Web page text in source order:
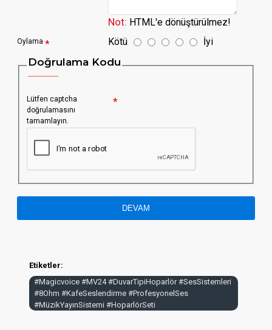
Not: HTML'e dönüştürülmez!
Oylama Kötü İyi
Doğrulama Kodu
Lütfen captcha
doğrulamasını
tamamlayın.
DEVAM
Etiketler:
#Magicvoice #MV24 #DuvarTipiHoparlör #SesSistemleri
#8Ohm #KafeSeslendirme #ProfesyonelSes
#MüzikYayınSistemi #HoparlörSeti